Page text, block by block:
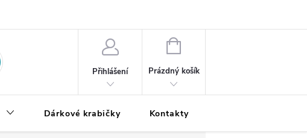
Přihlášení
NÁKUPNÍ
Prázdný košík
Dárkové krabičky Kontakty